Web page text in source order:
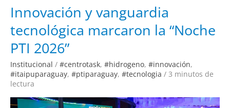
Innovación y vanguardia
tecnológica marcaron la “Noche
PTI 2026”
Institucional / #centrotask, #hidrogeno, #innovación,
#itaipuparaguay, #ptiparaguay, #tecnologia / 3 minutos de
lectura
Innovación
y
vanguardia
tecnológica
marcaron
“Noche
PTI